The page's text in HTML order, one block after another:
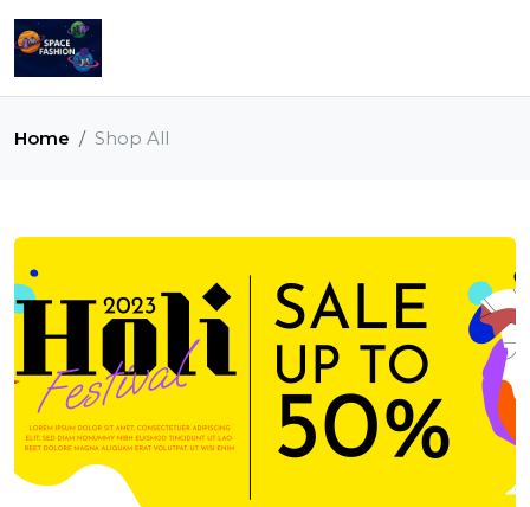
Home Shop All